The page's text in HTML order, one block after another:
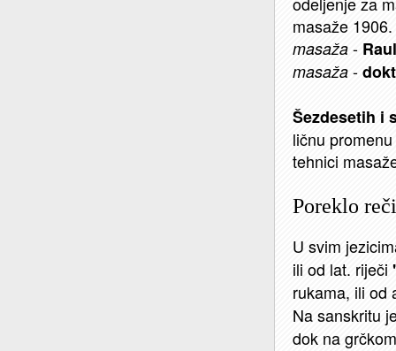
masaže
masaža-
masaža-
Šezdesetih i
ličnu
tehnici
Poreklo
U svim
ili od lat. riječi
rukama, ili od
Na sanskritu
dok na